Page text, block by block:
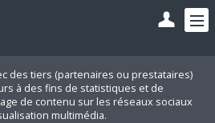
des tiers (partenaires ou prestataires)
à des fins de statistiques et de
de contenu sur les réseaux sociaux
multimédia.